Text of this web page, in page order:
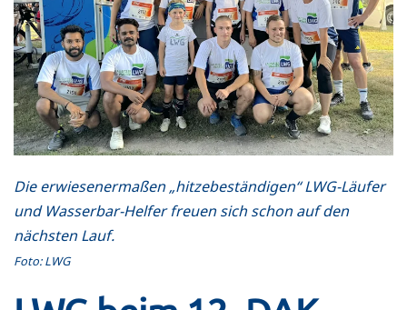
Die erwiesenermaßen „hitzebeständigen“ LWG-Läufer
und Wasserbar-Helfer freuen sich schon auf den
nächsten Lauf.
Foto: LWG